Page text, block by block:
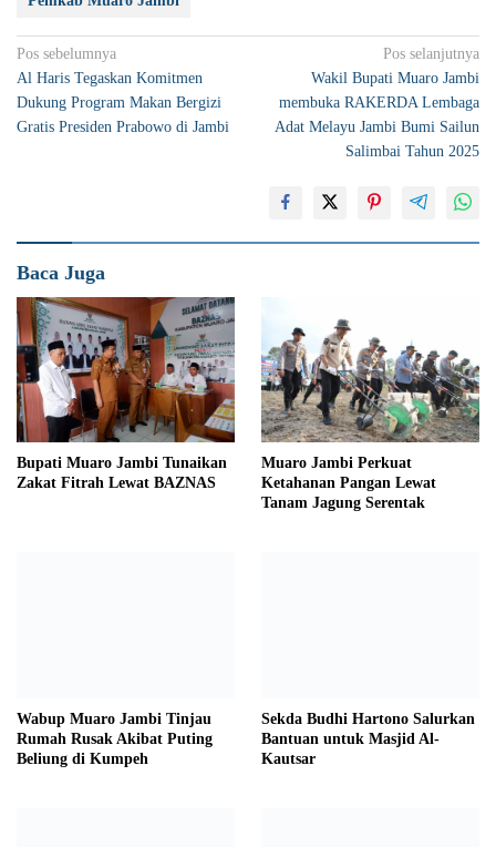
Navigasi
pos
Pos sebelumnya
Al Haris Tegaskan Komitmen
Dukung Program Makan Bergizi
Gratis Presiden Prabowo di Jambi
Pos selanjutnya
Wakil Bupati Muaro Jambi
membuka RAKERDA Lembaga
Adat Melayu Jambi Bumi Sailun
Salimbai Tahun 2025
Baca Juga
Bupati Muaro Jambi Tunaikan
Zakat Fitrah Lewat BAZNAS
Muaro Jambi Perkuat
Ketahanan Pangan Lewat
Tanam Jagung Serentak
Wabup Muaro Jambi Tinjau
Rumah Rusak Akibat Puting
Beliung di Kumpeh
Sekda Budhi Hartono Salurkan
Bantuan untuk Masjid Al-
Kautsar